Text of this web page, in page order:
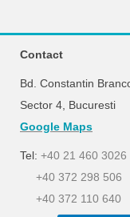
Contact
Bd. Constantin
Sector 4, Bucuresti
Google Maps
Tel: +40 21 460 3026
+40 372 298 506
+40 372 110 640